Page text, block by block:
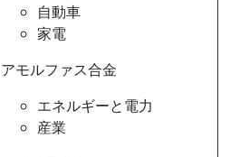
自動車
家電
アモルファス合金
エネルギーと電力
産業